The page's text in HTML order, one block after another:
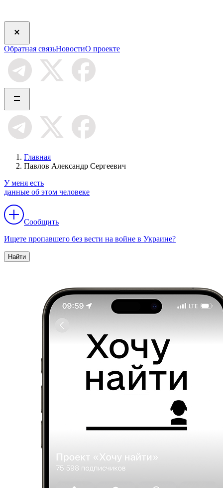
Обратная связьНовостиО проекте
Главная
Павлов Александр Сергеевич
У меня есть
данные об этом человеке
Сообщить
Ищете пропавшего без вести на войне в Украине?
Найти